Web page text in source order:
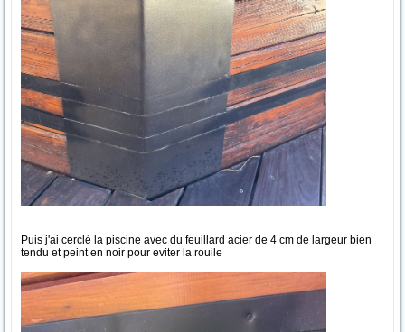
Puis j'ai cerclé la piscine avec du feuillard acier de 4 cm de largeur bien
tendu et peint en noir pour eviter la rouile